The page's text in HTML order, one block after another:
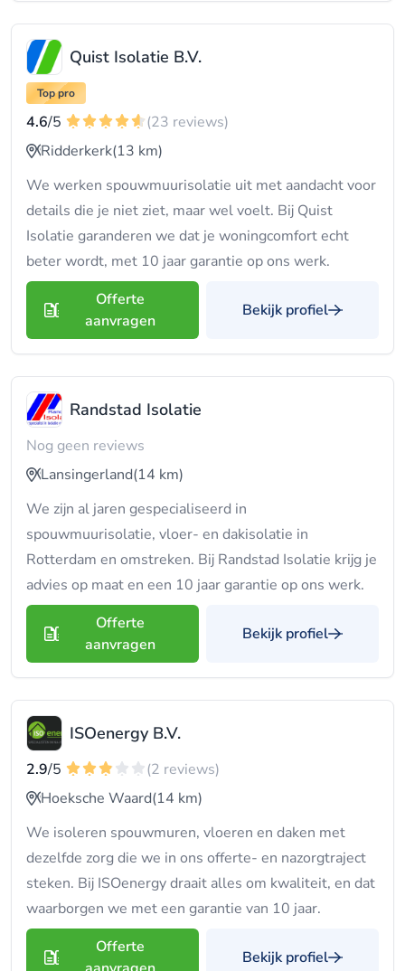
Quist Isolatie B.V.
Top pro
4.6/5
(23 reviews)
Ridderkerk(13 km)
We werken spouwmuurisolatie uit met aandacht voor
details die je niet ziet, maar wel voelt. Bij Quist
Isolatie garanderen we dat je woningcomfort echt
beter wordt, met 10 jaar garantie op ons werk.
Offerte
aanvragen
Bekijk profiel
Randstad Isolatie
Nog geen reviews
Lansingerland(14 km)
We zijn al jaren gespecialiseerd in
spouwmuurisolatie, vloer- en dakisolatie in
Rotterdam en omstreken. Bij Randstad Isolatie krijg je
advies op maat en een 10 jaar garantie op ons werk.
Offerte
aanvragen
Bekijk profiel
ISOenergy B.V.
2.9/5
(2 reviews)
Hoeksche Waard(14 km)
We isoleren spouwmuren, vloeren en daken met
dezelfde zorg die we in ons offerte- en nazorgtraject
steken. Bij ISOenergy draait alles om kwaliteit, en dat
waarborgen we met een garantie van 10 jaar.
Offerte
Bekijk profiel